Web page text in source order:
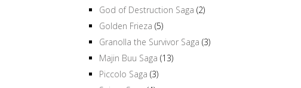
Galactic Patrol Prisoner Saga
God of Destruction Saga
Granolla the Survivor Saga
Majin Buu Saga